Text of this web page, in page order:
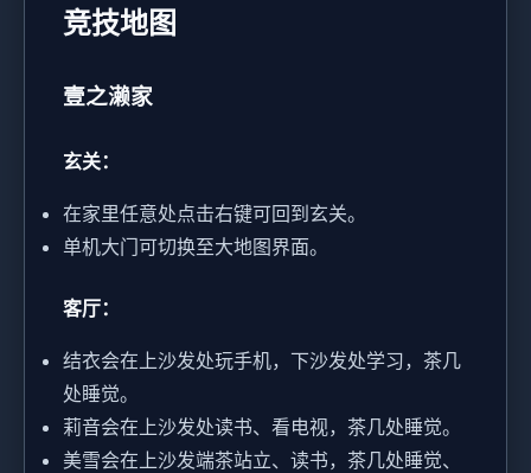
竞技地图
壹之濑家
玄关：
在家里任意处点击右键可回到玄关。
单机大门可切换至大地图界面。
客厅：
结衣会在上沙发处玩手机，下沙发处学习，茶几
处睡觉。
莉音会在上沙发处读书、看电视，茶几处睡觉。
美雪会在上沙发端茶站立、读书，茶几处睡觉、